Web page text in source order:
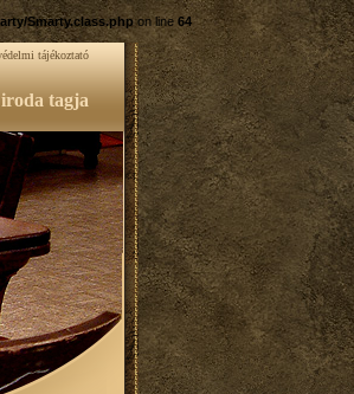
Smarty.class.phpon line 64
tájékoztató
tagja